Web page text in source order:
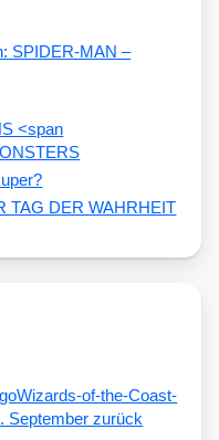
SPIDER-MAN –
<span
TAG DER WAHRHEIT
Wizards-of-the-Coast-
September zurück